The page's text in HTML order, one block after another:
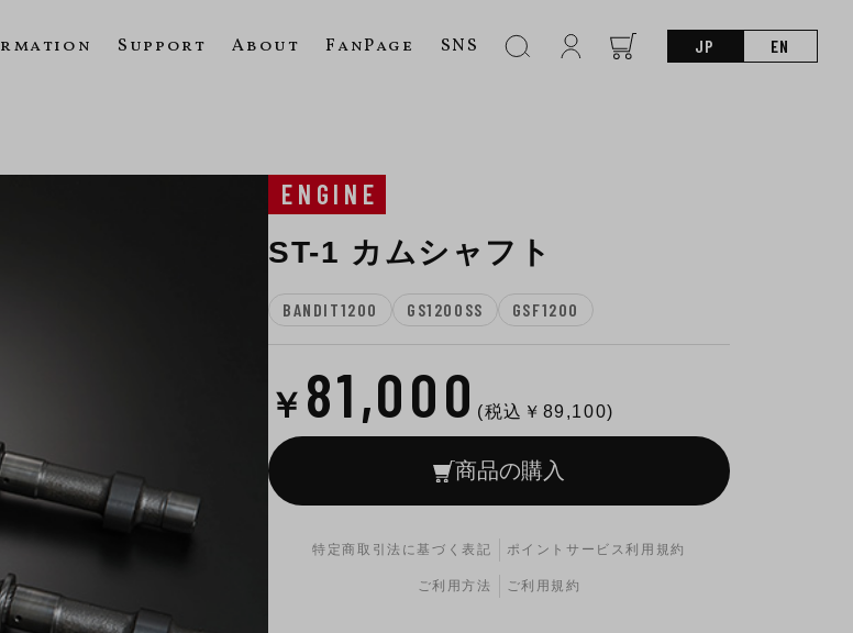
Support About FanPage SNS JP EN
ENGINE
ST-1 カムシャフト
BANDIT1200 GS1200SS GSF1200
￥ 81,000 (税込￥ 89,100)
商品の購入
特定商取引法に基づく表記 ポイントサービス利用規約
ご利用方法 ご利用規約